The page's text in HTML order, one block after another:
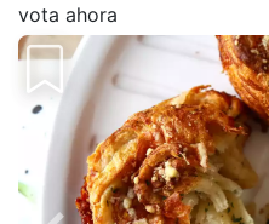
vota ahora